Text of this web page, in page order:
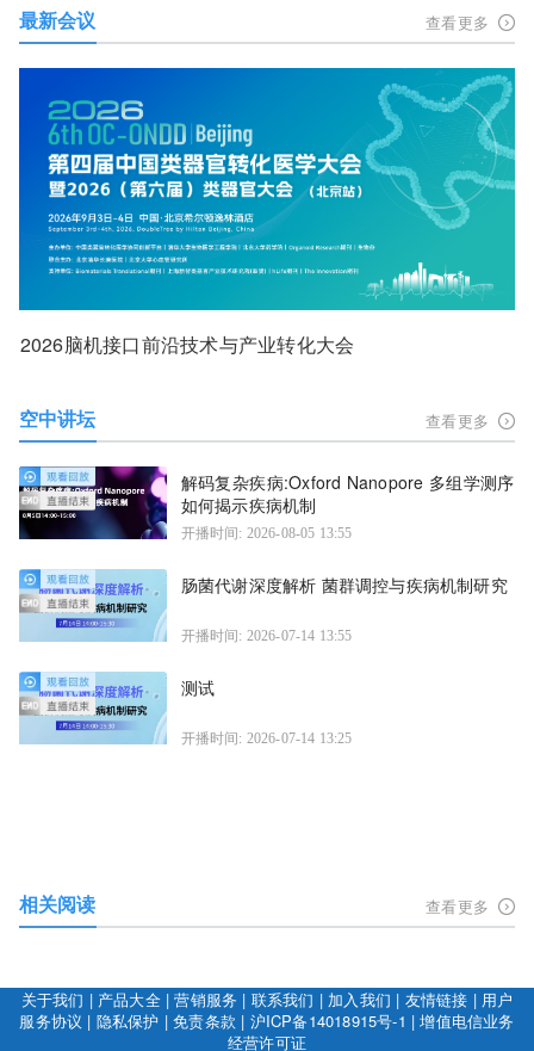
最新会议 查看更多
2026脑机接口前沿技术与产业转化大会
空中讲坛 查看更多
解码复杂疾病:Oxford Nanopore 多组学测序
如何揭示疾病机制
开播时间: 2026-08-05 13:55
肠菌代谢深度解析 菌群调控与疾病机制研究
开播时间: 2026-07-14 13:55
测试
开播时间: 2026-07-14 13:25
相关阅读 查看更多
关于我们 | 产品大全|营销服务 | 联系我们 | 加入我们 | 友情链接 | 用户
服务协议 | 隐私保护 |免责条款 | 沪ICP备14018915号-1 |增值电信业务
经营许可证